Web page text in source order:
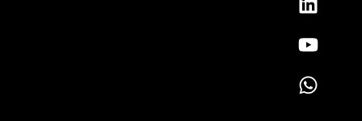
L
i
n
k
e
Y
o
u
t
u
W
h
a
t
s